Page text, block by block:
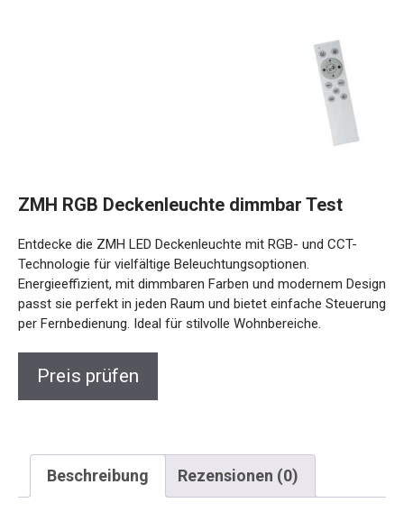
ZMH RGB Deckenleuchte dimmbar Test
Entdecke die ZMH LED Deckenleuchte mit RGB- und CCT-
Technologie für vielfältige Beleuchtungsoptionen.
Energieeffizient, mit dimmbaren Farben und modernem Design
passt sie perfekt in jeden Raum und bietet einfache Steuerung
per Fernbedienung. Ideal für stilvolle Wohnbereiche.
Preis prüfen
Beschreibung Rezensionen (0)